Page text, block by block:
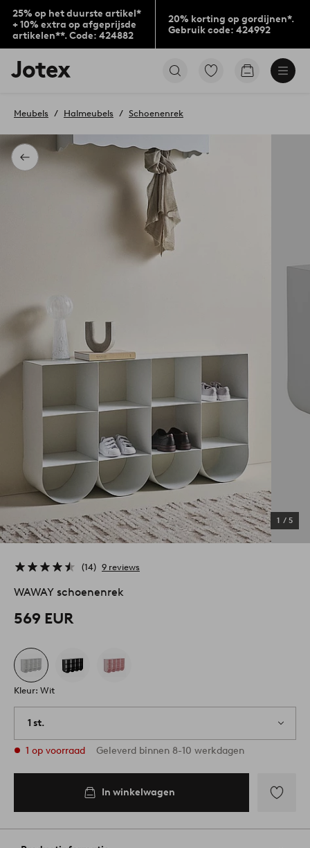
25% op het duurste artikel*
+ 10% extra op afgeprijsde
artikelen**. Code: 424882
20% korting op gordijnen*.
Gebruik code: 424992
Jotex
logo
to
home
page
Ga
Go
Terug
Meubels Halmeubels Schoenenrek
1 / 5
14 9 reviews
WAWAY schoenenrek
569 EUR
Kleur: Wit
1 st.
1 op voorraad Geleverd binnen 8-10 werkdagen
In winkelwagen
aan